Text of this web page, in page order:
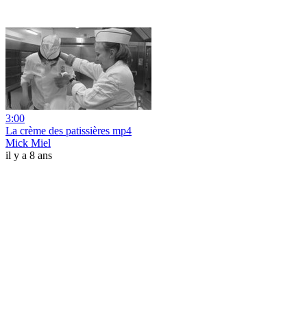
3:00
La crème des patissières mp4
Mick Miel
il y a 8 ans